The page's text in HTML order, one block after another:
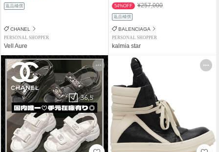
返品補償
CHANEL
PERSONAL SHOPPER
Vell Aure
54%OFF ¥257,000
返品補償
BALENCIAGA
PERSONAL SHOPPER
kalmia star